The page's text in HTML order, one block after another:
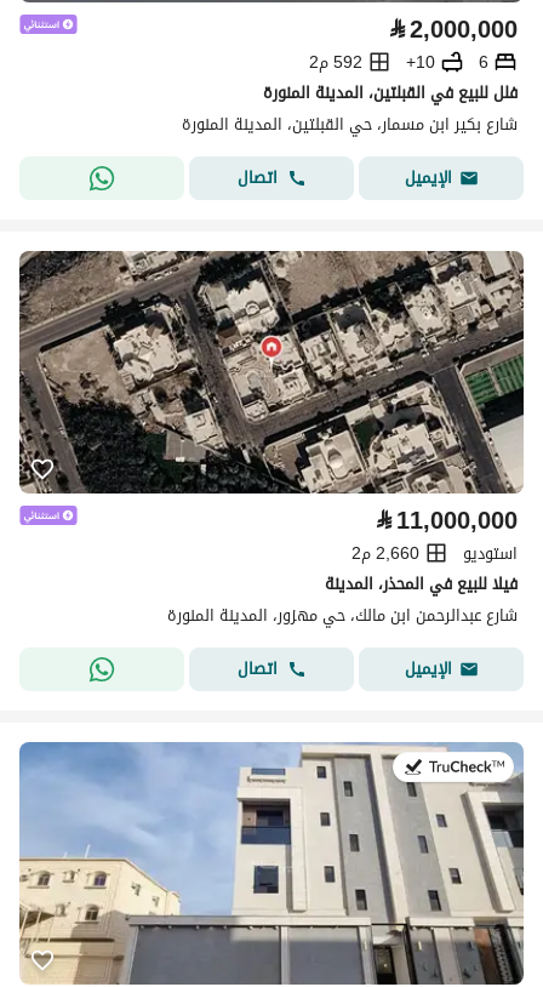
⃁2,000,000
6
10+
592 م2
فلل للبيع في القبلتين، المدينة المنورة
شارع بكير ابن مسمار، حي القبلتين، المدينة المنورة
الإيميل
اتصال
⃁11,000,000
استوديو
2,660 م2
فيلا للبيع في المحذر، المدينة
شارع عبدالرحمن ابن مالك، حي مهزور، المدينة المنورة
الإيميل
اتصال
في:10 أغسطس 2026